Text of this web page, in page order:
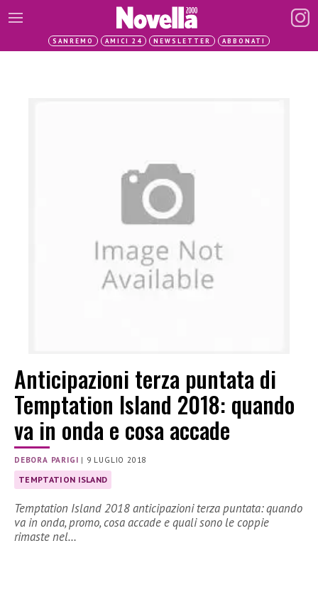
SANREMO AMICI 24 NEWSLETTER ABBONATI
Anticipazioni terza puntata di
Temptation Island 2018: quando
va in onda e cosa accade
DEBORA PARIGI | 9 LUGLIO 2018
TEMPTATION ISLAND
Temptation Island 2018 anticipazioni terza puntata: quando
va in onda, promo, cosa accade e quali sono le coppie
rimaste nel…